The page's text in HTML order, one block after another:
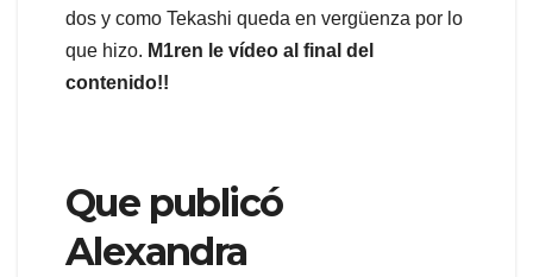
dos y como Tekashi queda en vergüenza por lo
que hizo. M1ren le vídeo al final del
contenido!!
Que publicó
Alexandra